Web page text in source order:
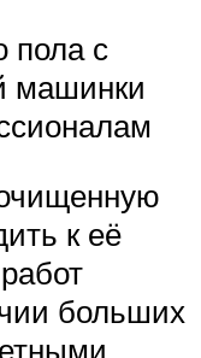
пола с
машинки
к её
больших